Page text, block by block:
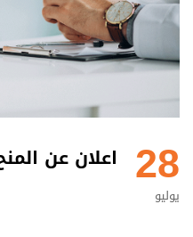
28
يوليو
اعلان عن